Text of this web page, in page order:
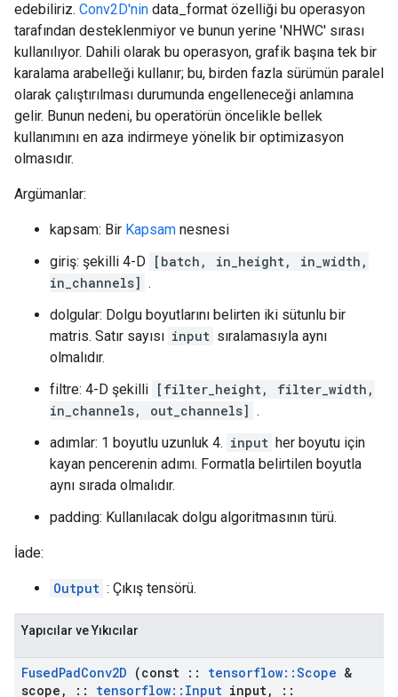
edebiliriz. Conv2D'nin data_format özelliği bu operasyon
tarafından desteklenmiyor ve bunun yerine 'NHWC' sırası
kullanılıyor. Dahili olarak bu operasyon, grafik başına tek bir
karalama arabelleği kullanır; bu, birden fazla sürümün paralel
olarak çalıştırılması durumunda engelleneceği anlamına
gelir. Bunun nedeni, bu operatörün öncelikle bellek
kullanımını en aza indirmeye yönelik bir optimizasyon
olmasıdır.
Argümanlar:
kapsam: Bir Kapsam nesnesi
giriş: şekilli 4-D [batch, in_height, in_width,
in_channels] .
dolgular: Dolgu boyutlarını belirten iki sütunlu bir
matris. Satır sayısı input sıralamasıyla aynı
olmalıdır.
filtre: 4-D şekilli [filter_height, filter_width,
in_channels, out_channels] .
adımlar: 1 boyutlu uzunluk 4. input her boyutu için
kayan pencerenin adımı. Formatla belirtilen boyutla
aynı sırada olmalıdır.
padding: Kullanılacak dolgu algoritmasının türü.
İade:
Output : Çıkış tensörü.
Yapıcılar ve Yıkıcılar
FusedPadConv2D (const :: tensorflow::Scope &
scope , :: tensorflow:: Input input, ::